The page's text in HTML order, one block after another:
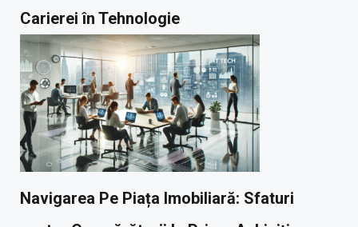
Carierei în Tehnologie
Navigarea Pe Piața Imobiliară: Sfaturi